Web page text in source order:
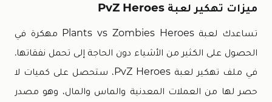
ميزات تهكير لعبة PvZ Heroes
تساعدك لعبة Plants vs Zombies Heroes مهكرة في
الحصول على الكثير من الأشياء دون الحاجة إلى تحمل نفقاتها.
في ملف تهكير لعبة PvZ Heroes، ستحصل على كميات لا
حصر لها من العملات المعدنية والماس والمال، وهو مصدر